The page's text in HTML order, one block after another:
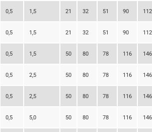
0,5 1,5 21 32 51 90 112
0,5 1,5 21 32 51 90 112
0,5 1,5 50 80 78 116 146
0,5 2,5 50 80 78 116 146
0,5 2,5 50 80 78 116 146
0,5 5,0 50 80 78 116 146